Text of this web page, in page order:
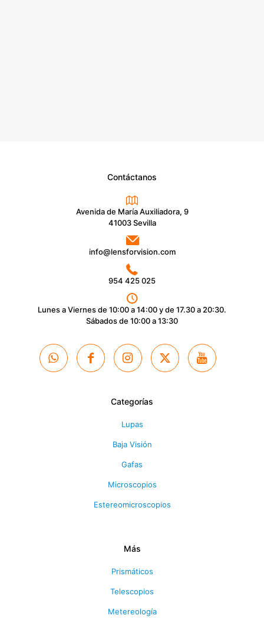
Contáctanos
Avenida de María Auxiliadora, 9
41003 Sevilla
info@lensforvision.com
954 425 025
Lunes a Viernes de 10:00 a 14:00 y de 17.30 a 20:30.
Sábados de 10:00 a 13:30
Categorías
Lupas
Baja Visión
Gafas
Microscopios
Estereomicroscopios
Más
Prismáticos
Telescopios
Metereología